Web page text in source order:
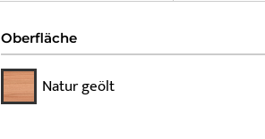
Oberfläche
Natur geölt